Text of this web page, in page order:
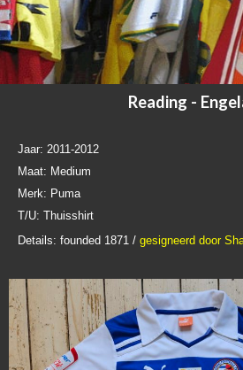
Reading -
Jaar: 2011-2012
Maat: Medium
Merk: Puma
T/U: Thuisshirt
Details: founded 1871 / gesigneerd door